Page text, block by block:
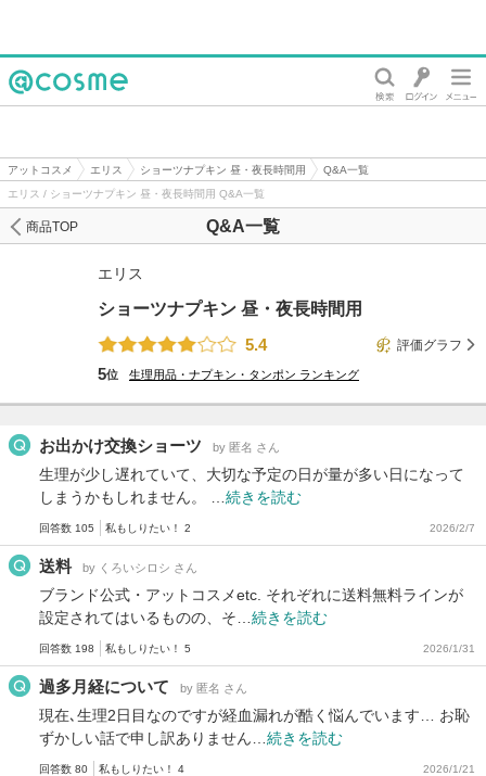
アットコスメ エリス ショーツナプキン 昼・夜長時間用
Q&A一覧
エリス / ショーツナプキン 昼・夜長時間用 Q&A一覧
Q&A一覧
商品TOP
エリス
ショーツナプキン 昼・夜長時間用
5.4
評価グラフ
5位 生理用品・ナプキン・タンポン ランキング
お出かけ交換ショーツ by 匿名 さん
生理が少し遅れていて、大切な予定の日が量が多い日になって
しまうかもしれません。 … 続きを読む
回答数 105 私もしりたい！ 2 2026/2/7
送料 by くろいシロシ さん
ブランド公式・アットコスメetc. それぞれに送料無料ラインが
設定されてはいるものの、そ… 続きを読む
回答数 198 私もしりたい！ 5 2026/1/31
過多月経について by 匿名 さん
現在､生理2日目なのですが経血漏れが酷く悩んでいます… お恥
ずかしい話で申し訳ありません… 続きを読む
回答数 80 私もしりたい！ 4 2026/1/21